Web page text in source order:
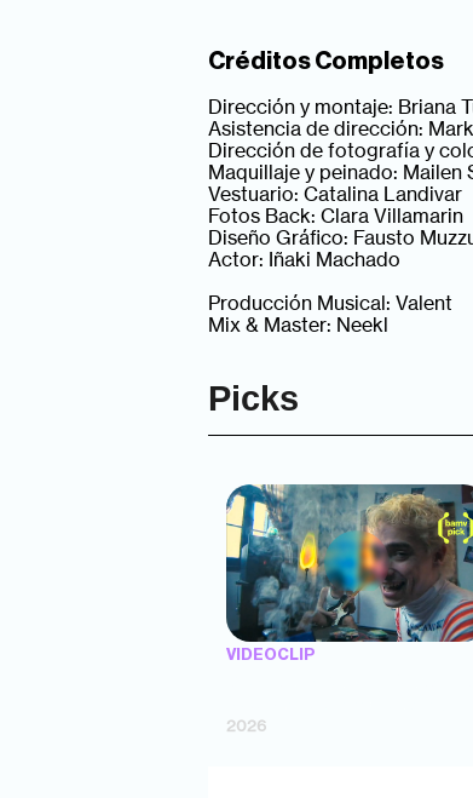
Créditos Completos
Dirección y montaje: Briana
Asistencia de dirección:
Dirección de fotografía y
Maquillaje y peinado: Mailen
Vestuario: Catalina Landivar
Fotos Back: Clara Villamarin
Diseño Gráfico: Fausto
Actor: Iñaki Machado
Producción Musical: Valent
Mix & Master: Neekl
Picks
VIDEOCLIP
2026